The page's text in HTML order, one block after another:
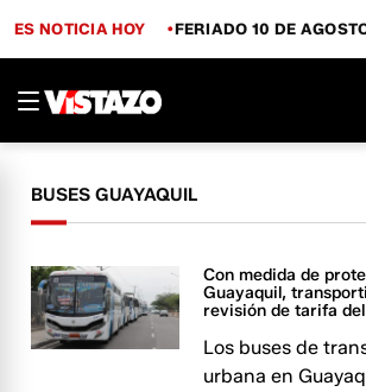
ES NOTICIA HOY FERIADO 10 DE
BUSES GUAYAQUIL
Con medida de
Guayaquil,
revisión de tarifa
Los buses de
urbana en